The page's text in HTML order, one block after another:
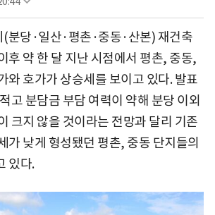
(분당·일산·평촌·중동·산본) 재건축
후 약 한 달 지난 시점에서 평촌, 중동,
와 호가가 상승세를 보이고 있다. 발표
고 분담금 부담 여력이 약해 분당 이외
크지 않을 것이라는 전망과 달리 기존
가 낮게 형성됐던 평촌, 중동 단지들의
있다.